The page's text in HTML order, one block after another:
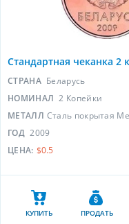
Стандартная чеканка 2
СТРАНА Беларусь
НОМИНАЛ 2 Копейки
МЕТАЛЛ Сталь покрытая
ГОД 2009
ЦЕНА: $0.5
КУПИТЬ ПРОДАТЬ